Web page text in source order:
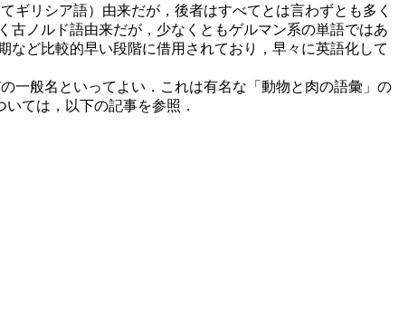
ギリシア語）由来だが，後者はすべてとは言わずとも多く
古ノルド語由来だが，少なくともゲルマン系の単語ではあ
ど比較的早い段階に借用されており，早々に英語化して
一般名といってよい．これは有名な「動物と肉の語彙」の
ては，以下の記事を参照．